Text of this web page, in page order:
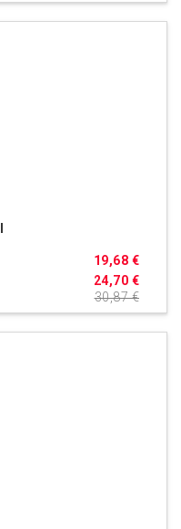
24,70 €
19,68 €
30,87 €